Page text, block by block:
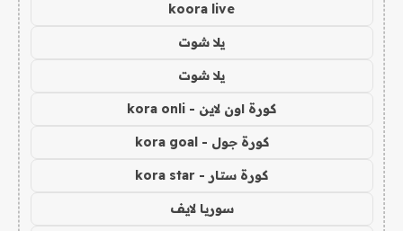
koora live
يلا شوت
يلا شوت
كورة اون لاين - kora onli
كورة جول - kora goal
كورة ستار - kora star
سوريا لايف